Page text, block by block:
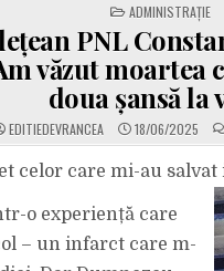
POSTED
IN
ADMINISTRAȚIE
PNL
văzut moartea
doua șansă la
EDITIEDEVRANCEA 18/06/2025
celor care mi-au
o experiență care
– un infarct care m-